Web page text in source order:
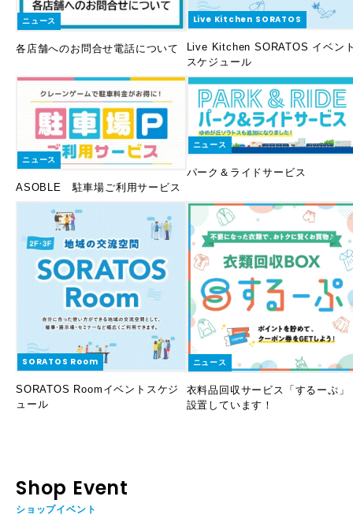
ニュース
各店舗へのお問合せ電話について
Live Kitchen SORATOS
Live Kitchen SORATOS イベン
スケジュール
ニュース
ASOBLE 駐車場ご利用サービス
ニュース
パーク＆ライドサービス
SORATOS Room
SORATOS Roomイベントスケジ
ュール
ニュース
衣料品回収サービス「するーぷ」
設置しています！
Shop Event
ショップイベント